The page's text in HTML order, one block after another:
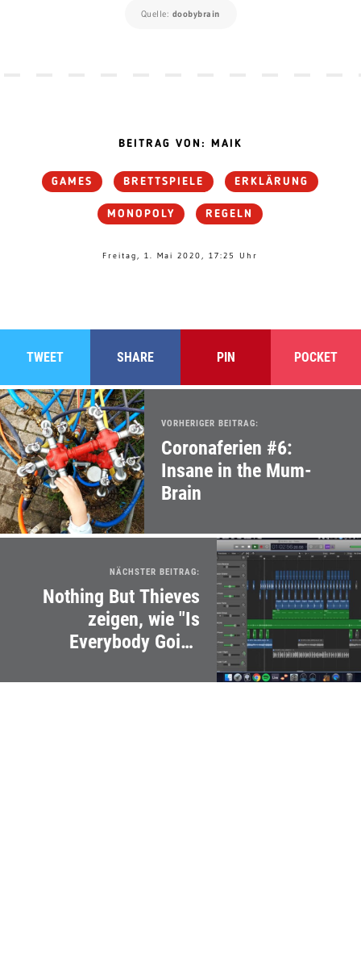
Quelle: doobybrain
BEITRAG VON: MAIK
GAMES BRETTSPIELE ERKLÄRUNG
MONOPOLY REGELN
Freitag, 1. Mai 2020, 17:25 Uhr
TWEET SHARE PIN POCKET
VORHERIGER BEITRAG:
Coronaferien #6:
Insane in the Mum-
Brain
NÄCHSTER BEITRAG:
Nothing But Thieves
zeigen, wie "Is
Everybody Going
wurde